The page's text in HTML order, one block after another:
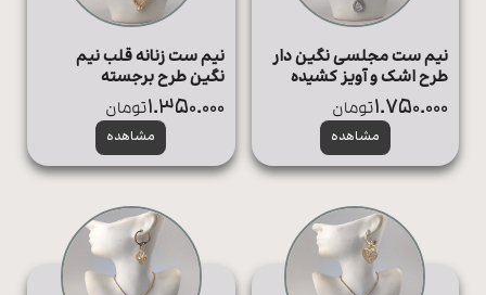
نیم ست مجلسی نگین دار
طرح اشک و آویز کشیده
مشاهده
1.750.000تومان
نیم ست زنانه قلب نیم
نگین طرح برجسته
مشاهده
1.350.000تومان